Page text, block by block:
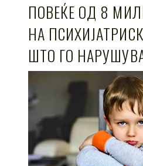
ПОВЕЌЕ ОД 8
НА
ШТО ГО